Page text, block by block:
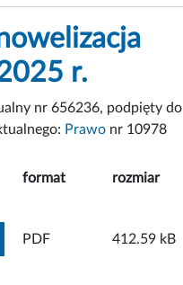
r.
nr 656236, podpięty do
Prawo nr 10978
format rozmiar
ZAŁĄCZNIK
PDF 412.59 kB